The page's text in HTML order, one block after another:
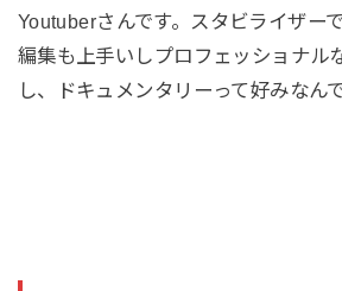
Youtuberさんです。スタビライザー
編集も上手いしプロフェッショナル
し、ドキュメンタリーって好みなんで